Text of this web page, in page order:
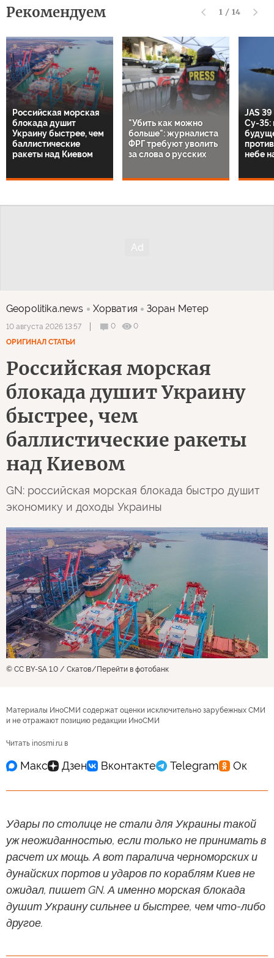
Рекомендуем 1 / 14
Российская морская
блокада душит
Украину быстрее, чем
баллистические
ракеты над Киевом
"Убить как можно
больше": журналиста
ФРГ требуют уволить
за слова о русских
JAS
Су-35:
небе
Geopolitika.news Хорватия Зоран Метер
10 августа 2026 13:57 0
0
ОРИГИНАЛ СТАТЬИ
Российская морская
блокада душит Украину
быстрее, чем
баллистические ракеты
над Киевом
GN: российская морская блокада быстро душит
экономику и доходы Украины
© CC BY-SA 1.0 / Скатов Перейти в фотобанк
Материалы ИноСМИ содержат оценки исключительно зарубежных СМИ
и не отражают позицию редакции ИноСМИ
Читать inosmi.ru в
Удары по столице не стали для Украины такой
уж неожиданностью, если только не принимать в
расчет их мощь. А вот паралича черноморских и
дунайских портов и ударов по кораблям Киев не
ожидал, пишет GN. А именно морская блокада
душит Украину сильнее и быстрее, чем что-либо
другое.